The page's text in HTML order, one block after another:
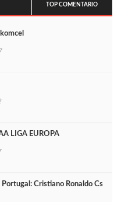
TOP COMENTARIO
LIGA EUROPA
Cristiano Ronaldo Cs